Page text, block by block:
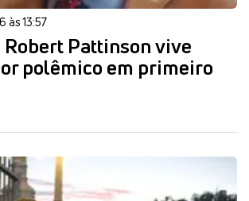
às 13:57
Pattinson vive
polêmico em primeiro